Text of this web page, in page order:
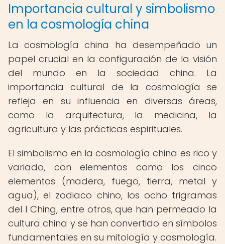
Importancia cultural y simbolismo
en la cosmología china
La cosmología china ha desempeñado un
papel crucial en la configuración de la visión
del mundo en la sociedad china. La
importancia cultural de la cosmología se
refleja en su influencia en diversas áreas,
como la arquitectura, la medicina, la
agricultura y las prácticas espirituales.
El simbolismo en la cosmología china es rico y
variado, con elementos como los cinco
elementos (madera, fuego, tierra, metal y
agua), el zodiaco chino, los ocho trigramas
del I Ching, entre otros, que han permeado la
cultura china y se han convertido en símbolos
fundamentales en su mitología y cosmología.